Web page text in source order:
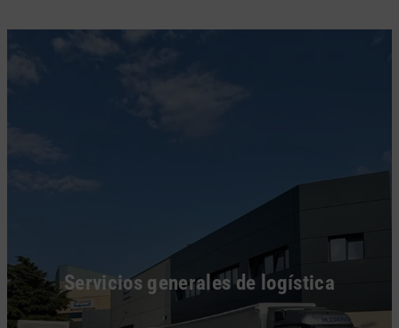
Servicios generales de logística